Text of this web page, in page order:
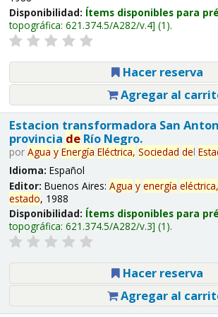
Disponibilidad: Ítems disponibles para
topográfica: 621.374.5/A282/v.4 (1).
Hacer reserva
Agregar al
Estacion transformadora San
provincia deRío Negro.
por Agua y Energía Eléctrica, Sociedad del
Idioma: Español
Editor: Buenos Aires: Agua y energía eléctrica,
estado, 1988
Disponibilidad: Ítems disponibles para
topográfica: 621.374.5/A282/v.3 (1).
Hacer reserva
Agregar al